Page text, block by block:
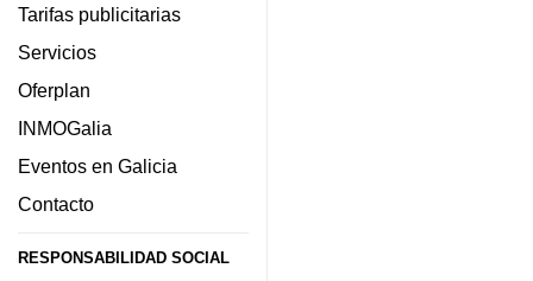
Tarifas publicitarias
Servicios
Oferplan
INMOGalia
Eventos en Galicia
Contacto
RESPONSABILIDAD SOCIAL